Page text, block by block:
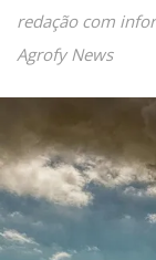
redação com
Agrofy News